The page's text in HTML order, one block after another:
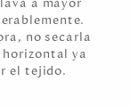
no secarla
horizontal ya
el tejido.